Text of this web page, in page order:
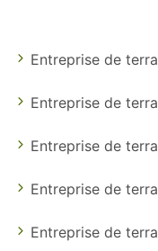
Entreprise de
Entreprise de
Entreprise de
Entreprise de
Entreprise de